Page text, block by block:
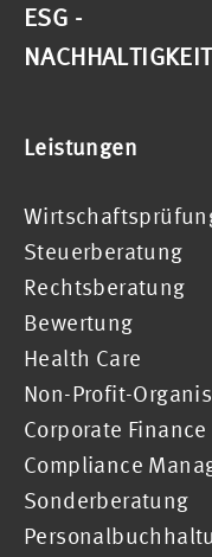
ESG -
Leistungen
Steuerberatung
Rechtsberatung
Bewertung
Health Care
Non-Profit-
Corporate
Compliance
Sonderberatung